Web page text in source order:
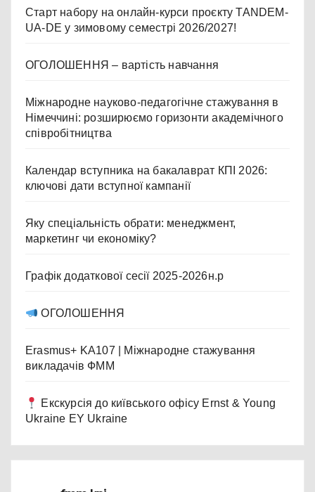
Старт набору на онлайн-курси проєкту TANDEM-
UA-DE у зимовому семестрі 2026/2027!
ОГОЛОШЕННЯ – вартість навчання
Міжнародне науково-педагогічне стажування в
Німеччині: розширюємо горизонти академічного
співробітництва
Календар вступника на бакалаврат КПІ 2026:
ключові дати вступної кампанії
Яку спеціальність обрати: менеджмент,
маркетинг чи економіку?
Графік додаткової сесії 2025-2026н.р
ОГОЛОШЕННЯ
Erasmus+ KA107 | Міжнародне стажування
викладачів ФММ
Екскурсія до київського офісу Ernst & Young
Ukraine EY Ukraine